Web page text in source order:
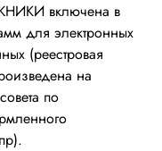
включена в
для электронных
(реестровая
на
по